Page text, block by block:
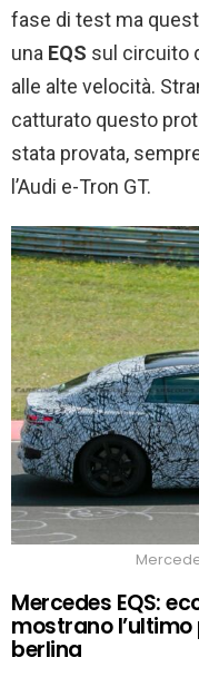
fase di test ma
una EQS sul circuito
alle alte velocità.
catturato questo
stata provata,
l’Audi e-Tron GT.
Mercedes EQS:
mostrano
berlina